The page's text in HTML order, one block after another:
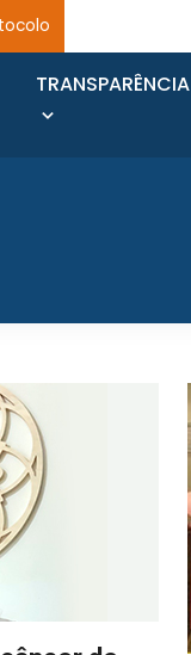
TRANSPARÊNCIA